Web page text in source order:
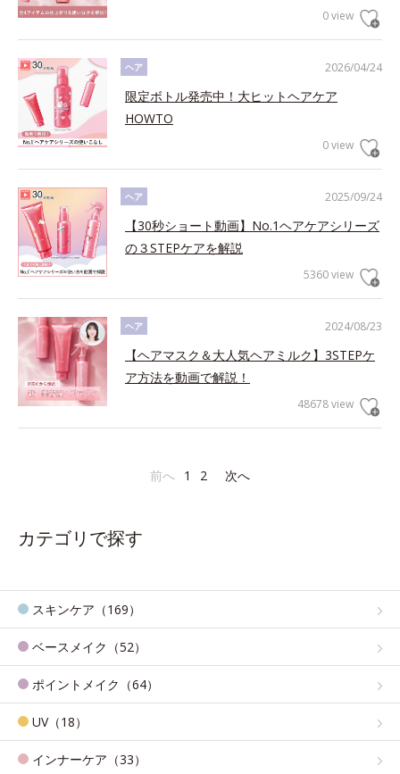
0 view
2026/04/24
ヘア
限定ボトル発売中！大ヒットヘアケア
HOWTO
0 view
2025/09/24
ヘア
【30秒ショート動画】No.1ヘアケアシリーズ
の３STEPケアを解説
5360 view
2024/08/23
ヘア
【ヘアマスク＆大人気ヘアミルク】3STEPケ
ア方法を動画で解説！
48678 view
前へ 1 2 次へ
カテゴリで探す
スキンケア（169）
ベースメイク（52）
ポイントメイク（64）
UV（18）
インナーケア（33）